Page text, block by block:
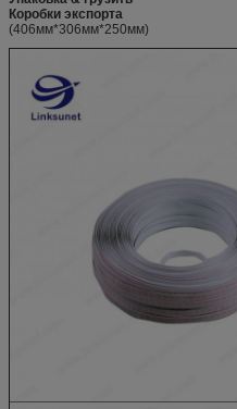
Коробки экспорта
(406мм*306мм*250мм)